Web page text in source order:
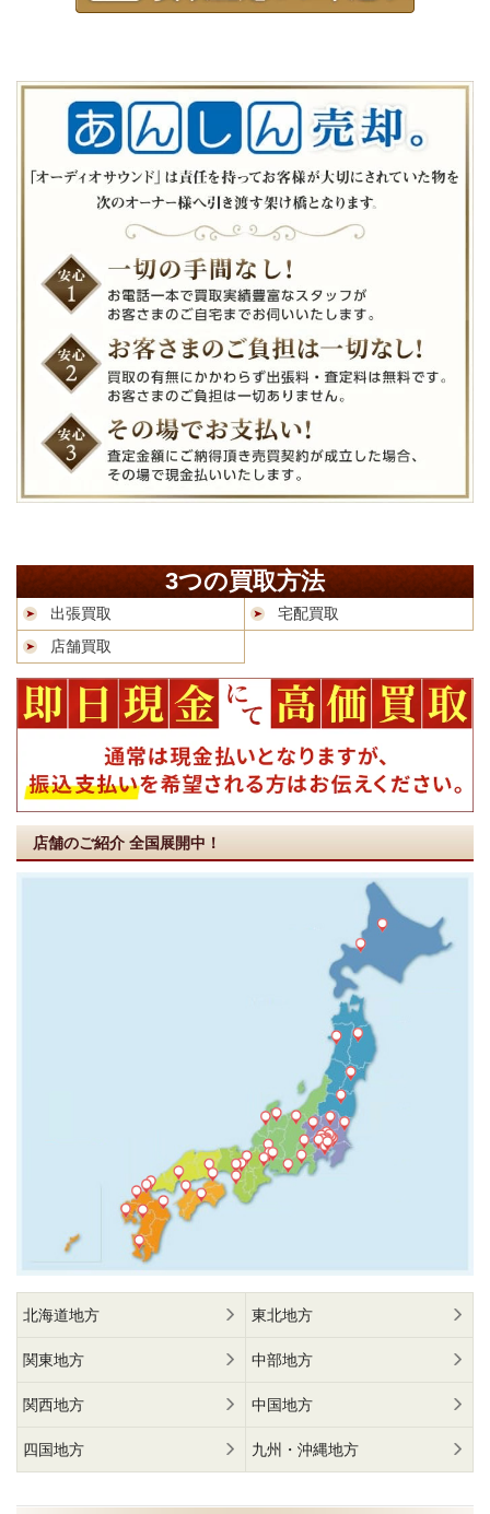
3つの買取方法
出張買取
宅配買取
店舗買取
店舗のご紹介 全国展開中！
北海道地方 東北地方
関東地方 中部地方
関西地方 中国地方
四国地方 九州・沖縄地方